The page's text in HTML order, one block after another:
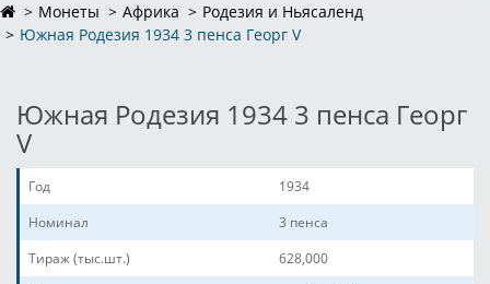
Монеты Африка
Родезия и Ньясаленд
Южная Родезия 1934 3 пенса Георг V
Южная Родезия 1934 3 пенса Георг
V
Год
1934
Номинал
3 пенса
Тираж (тыс.шт.)
628,000